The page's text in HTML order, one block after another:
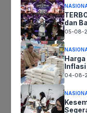
Tinggalkan
Komentar
dan
05-08-
Harga
Inflasi
04-08-